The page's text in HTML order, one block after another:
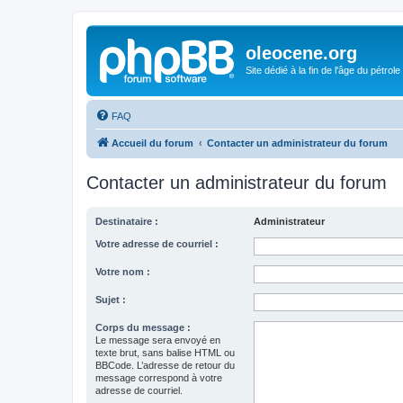
oleocene.org
Site dédié à la fin de l'âge du pétrole
FAQ
Accueil du forum Contacter un administrateur du forum
Contacter un administrateur du forum
Destinataire : Administrateur
Votre adresse de courriel :
Votre nom :
Sujet :
Corps du message :
Le message sera envoyé en
texte brut, sans balise HTML ou
BBCode. L’adresse de retour du
message correspond à votre
adresse de courriel.